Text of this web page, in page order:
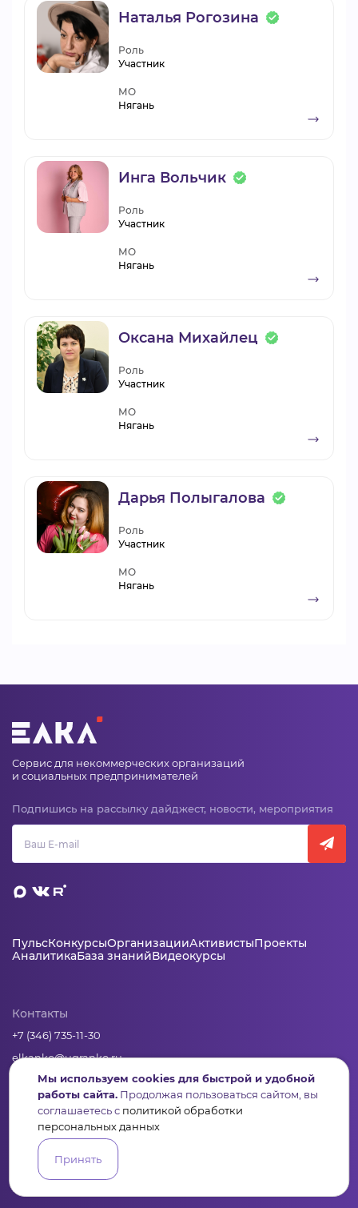
Наталья Рогозина
Роль
Участник
МО
Нягань
Инга Вольчик
Роль
Участник
МО
Нягань
Оксана Михайлец
Роль
Участник
МО
Нягань
Дарья Полыгалова
Роль
Участник
МО
Нягань
Сервис для некоммерческих организаций
и социальных предпринимателей
Подпишись на рассылку дайджест, новости, мероприятия
ПульсКонкурсыОрганизацииАктивистыПроекты
АналитикаБаза знанийВидеокурсы
Контакты
+7 (346) 735-11-30
elkanko@ugranko.ru
Адрес
628011, Россия, Ханты-Мансийский автономный округ – Югра,
г. Ханты-Мансийск, ул. Светлая 36
Юридическая информация
Мы используем cookies для быстрой и удобной
работы сайта. Продолжая пользоваться сайтом, вы
соглашаетесь с политикой обработки
персональных данных
Принять